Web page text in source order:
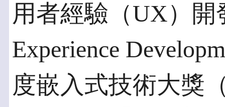
用者經驗（UX）開
Experience
度嵌入式技術大獎